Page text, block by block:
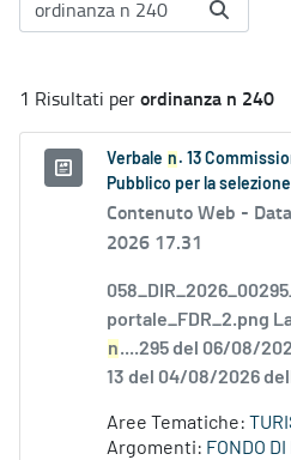
1 Risultati perordinanza n 240
Verbale n . 13
Pubblico per la
Contenuto Web -
2026 17.31
portale_FDR_2.png
n....295 del 06/08/
13 del 04/08/2026
Aree Tematiche:
Argomenti: FONDO